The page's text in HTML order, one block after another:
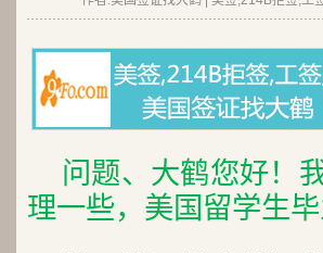
问题、大鹤您好！
理一些，美国留学生